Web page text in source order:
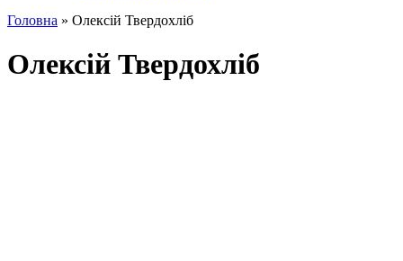
Головна » Олексій Твердохліб
Олексій Твердохліб